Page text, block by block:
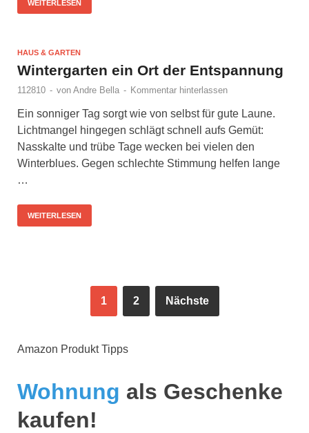
WEITERLESEN
HAUS & GARTEN
Wintergarten ein Ort der Entspannung
112810 - von Andre Bella - Kommentar hinterlassen
Ein sonniger Tag sorgt wie von selbst für gute Laune.
Lichtmangel hingegen schlägt schnell aufs Gemüt:
Nasskalte und trübe Tage wecken bei vielen den
Winterblues. Gegen schlechte Stimmung helfen lange
…
WEITERLESEN
1 2 Nächste
Amazon Produkt Tipps
Wohnung als Geschenke
kaufen!